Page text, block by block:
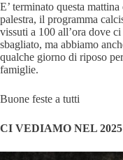
E’ terminato questa
palestra, il programma
vissuti a 100 all’ora dove
sbagliato, ma abbiamo
qualche giorno di riposo
famiglie.
Buone feste a tutti
CI VEDIAMO NEL